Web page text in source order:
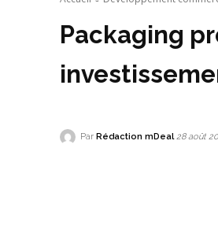
Packaging
Par Rédaction mDeal 28 août